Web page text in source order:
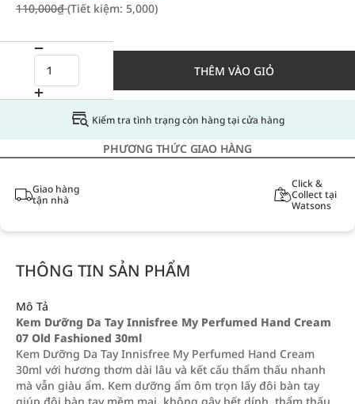
110,000₫(Tiết kiệm: 5,000)
THÊM VÀO GIỎ
Kiểm tra tình trạng còn hàng tại cửa hàng
PHƯƠNG THỨC GIAO HÀNG
Giao hàng
tận nhà
Click &
Collect tại
Watsons
THÔNG TIN SẢN PHẨM
Mô Tả
Kem Dưỡng Da Tay Innisfree My Perfumed Hand Cream
07 Old Fashioned 30ml
Kem Dưỡng Da Tay Innisfree My Perfumed Hand Cream
30ml với hương thơm dài lâu và kết cấu thẩm thấu nhanh
mà vẫn giàu ẩm. Kem dưỡng ẩm ôm trọn lấy đôi bàn tay